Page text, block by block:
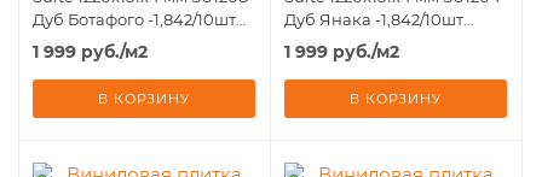
Дуб Ботафого -1,842/10шт
42кл- С фаской
1 999 руб./м2
В КОРЗИНУ
Дуб Янака -1,842/10шт
42кл- С фаской
1 999 руб./м2
В КОРЗИНУ